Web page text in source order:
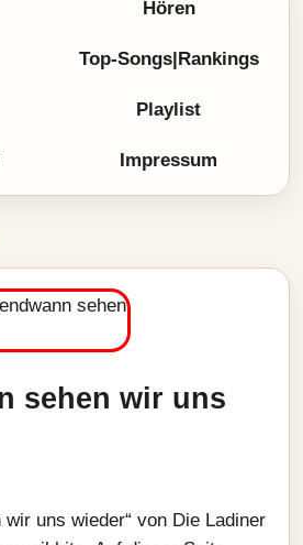
Hören
Top-Songs|Rankings
Playlist
Impressum
sehen wir uns
wir uns wieder“ von Die Ladiner